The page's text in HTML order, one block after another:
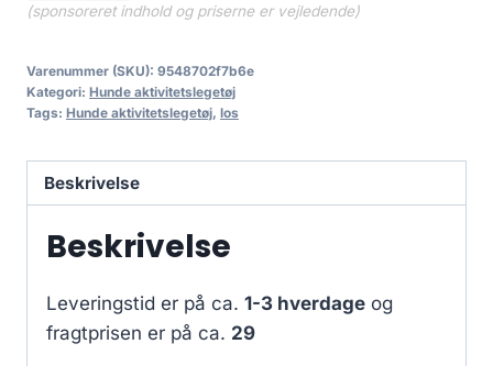
(sponsoreret indhold og priserne er vejledende)
Varenummer (SKU): 9548702f7b6e
Kategori: Hunde aktivitetslegetøj
Tags: Hunde aktivitetslegetøj, los
Beskrivelse
Beskrivelse
Leveringstid er på ca. 1-3 hverdage og
fragtprisen er på ca. 29